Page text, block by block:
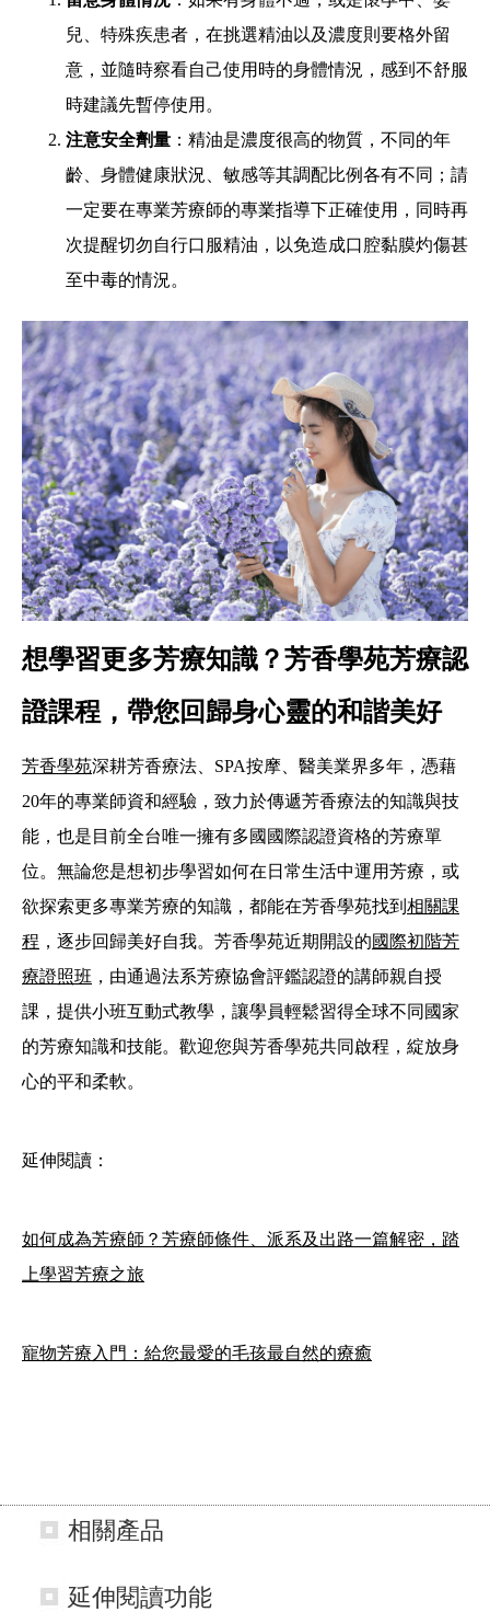
兒、特殊疾患者，在挑選精油以及濃度則要格外留
意，並隨時察看自己使用時的身體情況，感到不舒服
時建議先暫停使用。
注意安全劑量 ：精油是濃度很高的物質，不同的年
齡、身體健康狀況、敏感等其調配比例各有不同；請
一定要在專業芳療師的專業指導下正確使用，同時再
次提醒切勿自行口服精油，以免造成口腔黏膜灼傷甚
至中毒的情況。
想學習更多芳療知識？芳香學苑芳療認
證課程，帶您回歸身心靈的和諧美好
芳香學苑深耕芳香療法、SPA按摩、醫美業界多年，憑藉
20年的專業師資和經驗，致力於傳遞芳香療法的知識與技
能，也是目前全台唯一擁有多國國際認證資格的芳療單
位。無論您是想初步學習如何在日常生活中運用芳療，或
欲探索更多專業芳療的知識，都能在芳香學苑找到 相關課
程 ，逐步回歸美好自我。芳香學苑近期開設的國際初階芳
療證照班 ，由通過法系芳療協會評鑑認證的講師親自授
課，提供小班互動式教學，讓學員輕鬆習得全球不同國家
的芳療知識和技能。歡迎您與芳香學苑共同啟程，綻放身
心的平和柔軟。
延伸閱讀：
如何成為芳療師？芳療師條件、派系及出路一篇解密，踏
上學習芳療之旅
寵物芳療入門：給您最愛的毛孩最自然的療癒
相關產品
延伸閱讀功能